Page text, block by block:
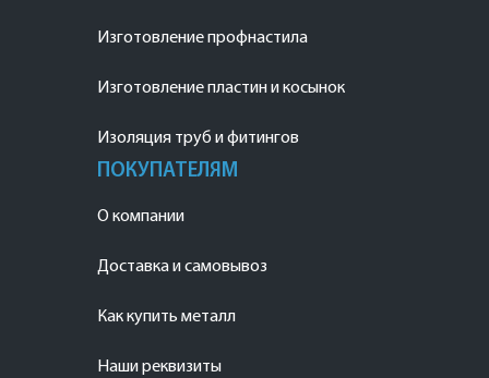
Изготовление профнастила
Изготовление пластин и косынок
Изоляция труб и фитингов
ПОКУПАТЕЛЯМ
О компании
Доставка и самовывоз
Как купить металл
Наши реквизиты